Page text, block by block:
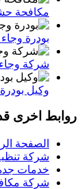
مكافحة حشرات بالرياض
بودرة وجاء
شركة وجاء
وكيل
روابط اخرى
الصفحة
شركة
خدمات
شركة